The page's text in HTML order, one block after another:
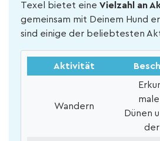
Texel bietet eine Vielzahl an
gemeinsam mit Deinem Hund
sind einige der beliebtesten
Aktivität
Wandern
Dünen
der